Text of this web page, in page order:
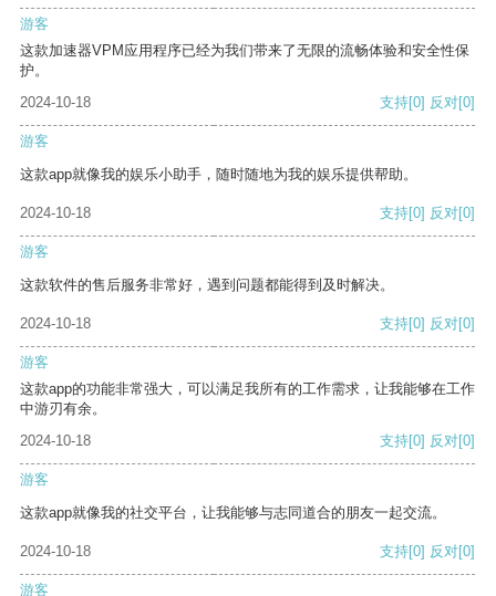
游客
这款加速器VPM应用程序已经为我们带来了无限的流畅体验和安全性保
护。
2024-10-18
支持[0] 反对[0]
游客
这款app就像我的娱乐小助手，随时随地为我的娱乐提供帮助。
2024-10-18 支持[0] 反对[0]
游客
这款软件的售后服务非常好，遇到问题都能得到及时解决。
2024-10-18 支持[0] 反对[0]
游客
这款app的功能非常强大，可以满足我所有的工作需求，让我能够在工作
中游刃有余。
2024-10-18
支持[0] 反对[0]
游客
这款app就像我的社交平台，让我能够与志同道合的朋友一起交流。
2024-10-18 支持[0] 反对[0]
游客